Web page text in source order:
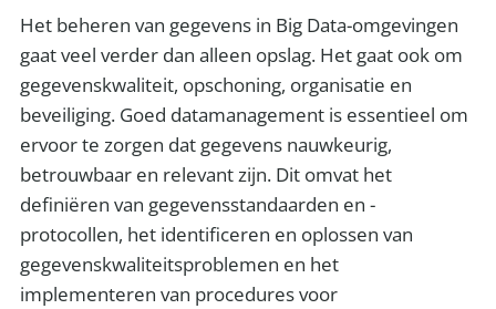
Het beheren van gegevens in Big Data-omgevingen
gaat veel verder dan alleen opslag. Het gaat ook om
gegevenskwaliteit, opschoning, organisatie en
beveiliging. Goed datamanagement is essentieel om
ervoor te zorgen dat gegevens nauwkeurig,
betrouwbaar en relevant zijn. Dit omvat het
definiëren van gegevensstandaarden en -
protocollen, het identificeren en oplossen van
gegevenskwaliteitsproblemen en het
implementeren van procedures voor